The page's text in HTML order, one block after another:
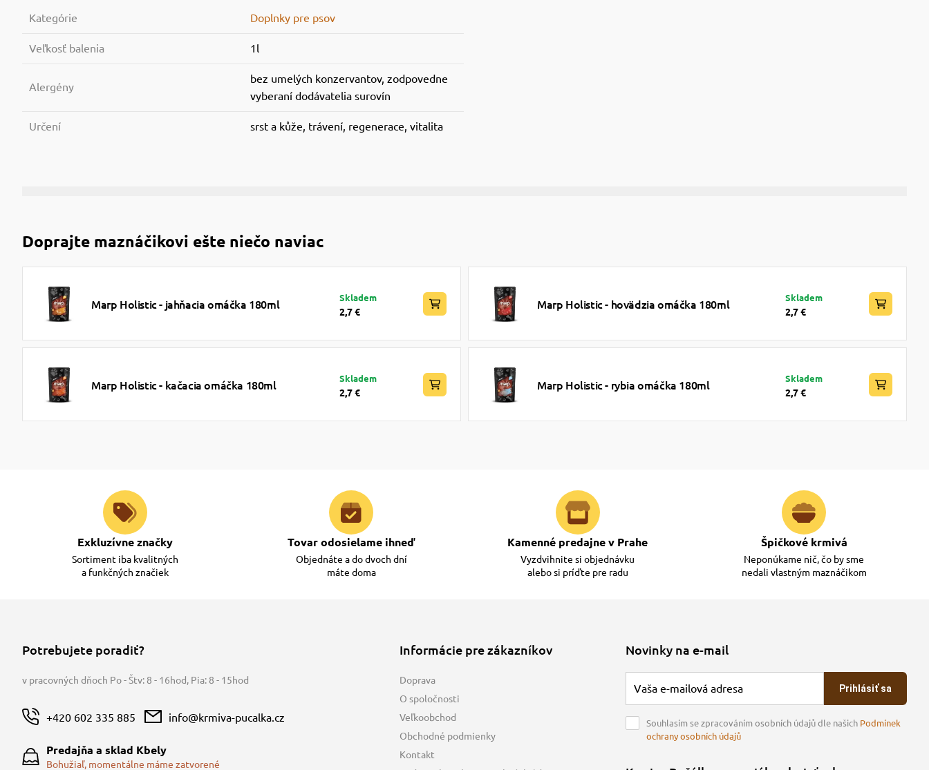
Kategórie Doplnky pre psov
Veľkosť balenia 1l
Alergény
bez umelých konzervantov, zodpovedne
vyberaní dodávatelia surovín
Určení srst a kůže, trávení, regenerace, vitalita
Doprajte maznáčikovi ešte niečo naviac
Marp Holistic - jahňacia omáčka 180ml Skladem
2,7 €
Marp Holistic - hovädzia omáčka 180ml Skladem
2,7 €
Marp Holistic - kačacia omáčka 180ml Skladem
2,7 €
Marp Holistic - rybia omáčka 180ml Skladem
2,7 €
Exkluzívne značky
Sortiment iba kvalitných
a funkčných značiek
Tovar odosielame ihneď
Objednáte a do dvoch dní
máte doma
Kamenné predajne v Prahe
Vyzdvihnite si objednávku
alebo si príďte pre radu
Špičkové krmivá
Neponúkame nič, čo by sme
nedali vlastným maznáčikom
Potrebujete poradiť?
v pracovných dňoch Po - Štv: 8 - 16hod, Pia: 8 - 15hod
+420 602 335 885 info@krmiva-pucalka.cz
Predajňa a sklad Kbely
Bohužiaľ, momentálne máme zatvorené
Informácie pre zákazníkov
Doprava
O spoločnosti
Veľkoobchod
Obchodné podmienky
Kontakt
Novinky na e-mail
Prihlásiť sa
Souhlasím se zpracováním osobních údajů dle našich Podmínek
ochrany osobních údajů